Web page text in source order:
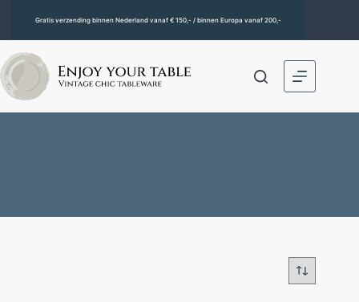
Gratis verzending binnen Nederland vanaf € 150,- / binnen Europa vanaf 200,-